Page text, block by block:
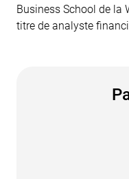
Business School de la
titre de analyste